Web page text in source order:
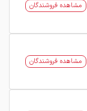
مشاهده فروشندگان
مشاهده فروشندگان